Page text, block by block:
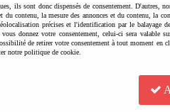
ils sont donc dispensés de consentement. D'autres,
contenu, la mesure des annonces et du contenu, la
précises et l'identification par le balayage
donnez votre consentement, celui-ci sera valable
de retirer votre consentement à tout moment en
notre politique de cookie.